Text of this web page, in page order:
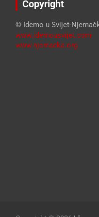
Copyright
© Idemo u Svijet-
www.idemousvijet.com
www.njemacka.org